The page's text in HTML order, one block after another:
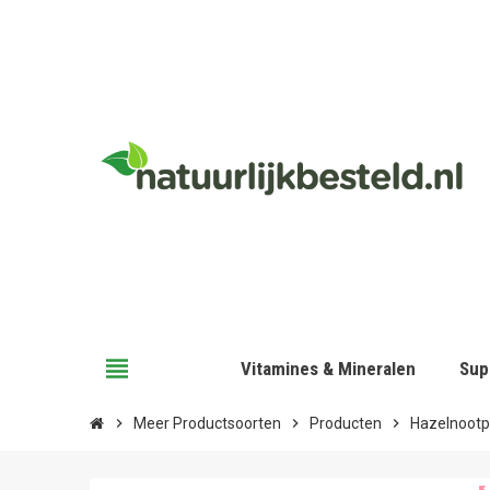
view_headline Vitamines & Mineralen
chevron_right Meer Productsoorten chevron_right Producten chevron_right